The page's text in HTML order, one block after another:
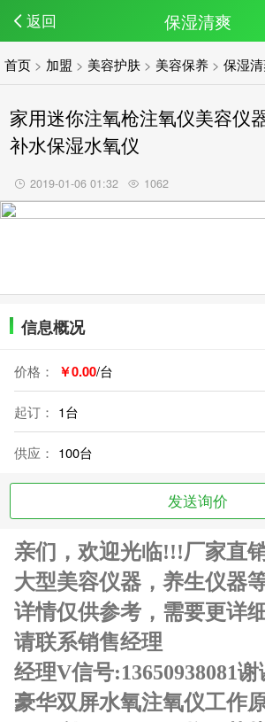
返回 保湿清爽
首页 > 加盟 > 美容护肤 > 美容保养 >保湿
家用迷你注氧枪注氧仪美容仪
补水保湿水氧仪
2019-01-06 01:32 1062
信息概况
价格： ￥0.00/台
起订： 1台
供应： 100台
发送询价
亲们，欢迎光临!!!厂家直
大型美容仪器，养生仪器
详情仅供参考，需要更详
请联系销售经理
经理V信号:13650938081谢
豪华双屏水氧注氧仪工作